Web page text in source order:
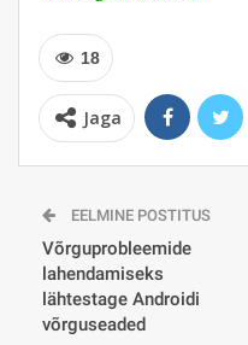
18
Jaga
EELMINE POSTITUS
Võrguprobleemide
lahendamiseks
lähtestage Androidi
võrguseaded